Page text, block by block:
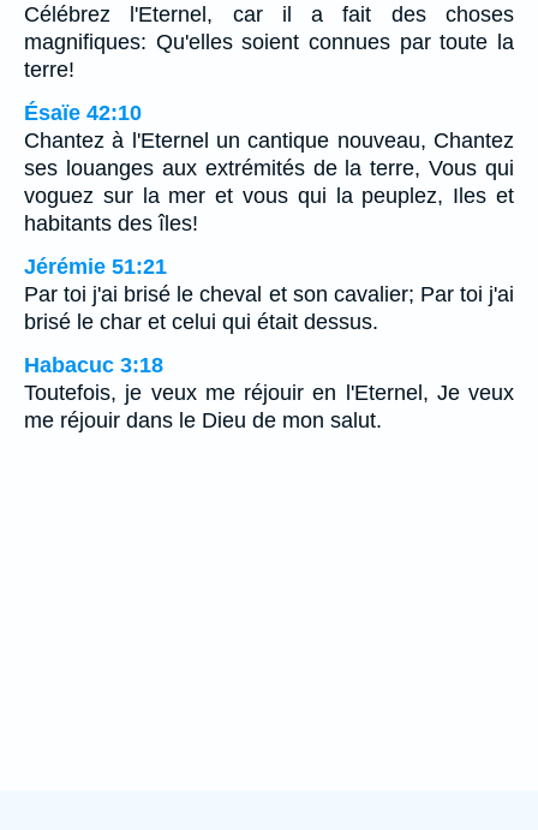
Célébrez l'Eternel, car il a fait des choses
magnifiques: Qu'elles soient connues par toute la
terre!
Ésaïe 42:10
Chantez à l'Eternel un cantique nouveau, Chantez
ses louanges aux extrémités de la terre, Vous qui
voguez sur la mer et vous qui la peuplez, Iles et
habitants des îles!
Jérémie 51:21
Par toi j'ai brisé le cheval et son cavalier; Par toi j'ai
brisé le char et celui qui était dessus.
Habacuc 3:18
Toutefois, je veux me réjouir en l'Eternel, Je veux
me réjouir dans le Dieu de mon salut.